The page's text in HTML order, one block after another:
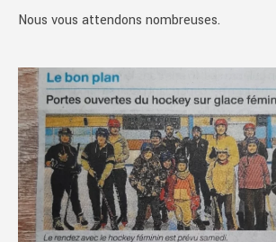
Nous vous attendons nombreuses.